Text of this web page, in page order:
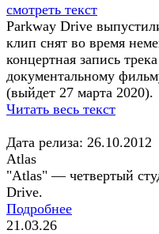
смотреть текст
Parkway Drive
клип снят во время
концертная запись
документальному
(выйдет 27 марта 2020).
Читать весь текст
Дата релиза: 26.10.2012
Atlas
"Atlas" — четвертый
Drive.
Подробнее
21.03.26